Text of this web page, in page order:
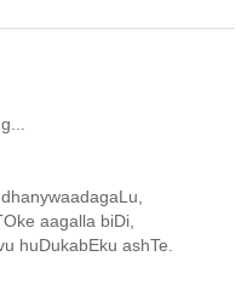
aagalla biDi,
huDukabEku ashTe.